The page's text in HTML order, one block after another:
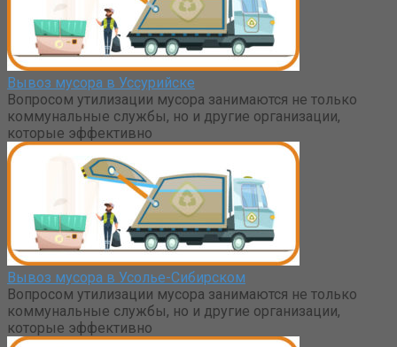
Вывоз мусора в Уссурийске
Вопросом утилизации мусора занимаются не только
коммунальные службы, но и другие организации,
которые эффективно
Вывоз мусора в Усолье-Сибирском
Вопросом утилизации мусора занимаются не только
коммунальные службы, но и другие организации,
которые эффективно